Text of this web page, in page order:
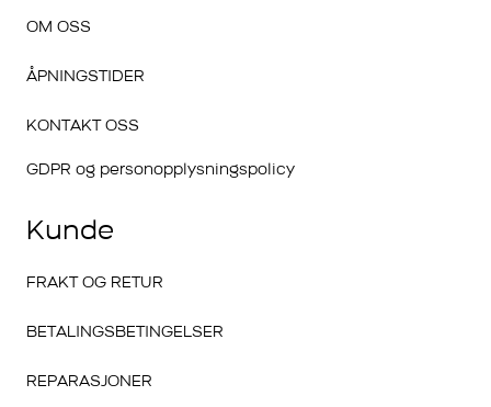
OM OSS
ÅPNINGSTIDER
KONTAKT OSS
GDPR og personopplysningspolicy
Kunde
FRAKT OG RETUR
BETALINGSBETINGELSER
REPARASJONER